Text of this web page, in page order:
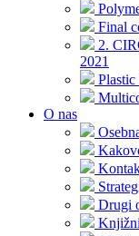
Final
2.
2021
Plastic
O nas
Drugi